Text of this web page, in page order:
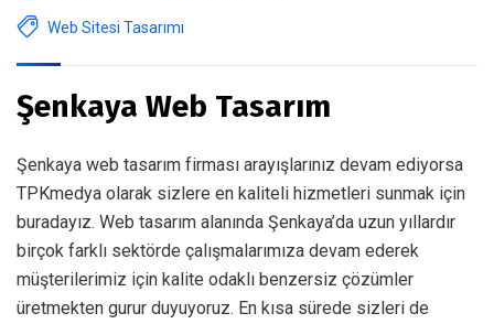
Web Sitesi Tasarımı
Şenkaya Web Tasarım
Şenkaya web tasarım firması arayışlarınız devam ediyorsa
TPKmedya olarak sizlere en kaliteli hizmetleri sunmak için
buradayız. Web tasarım alanında Şenkaya’da uzun yıllardır
birçok farklı sektörde çalışmalarımıza devam ederek
müşterilerimiz için kalite odaklı benzersiz çözümler
üretmekten gurur duyuyoruz. En kısa sürede sizleri de